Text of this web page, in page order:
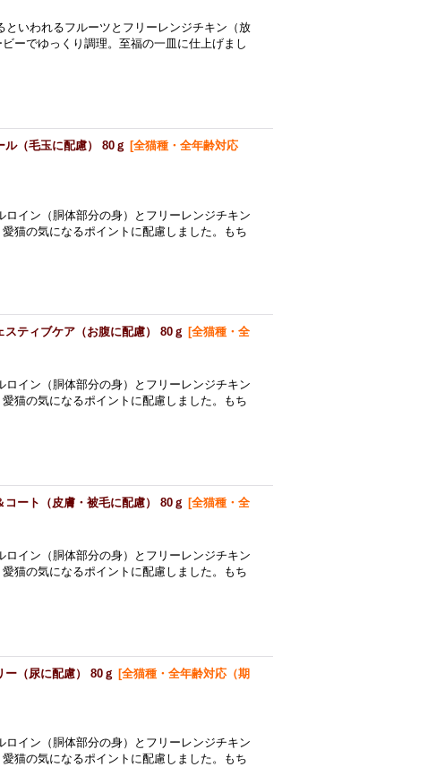
いわれるフルーツとフリーレンジチキン（放
ーでゆっくり調理。至福の一皿に仕上げまし
（毛玉に配慮） 80ｇ [全猫種・全年齢対応
イン（胴体部分の身）とフリーレンジチキン
猫の気になるポイントに配慮しました。もち
ティブケア（お腹に配慮） 80ｇ [全猫種・全
イン（胴体部分の身）とフリーレンジチキン
猫の気になるポイントに配慮しました。もち
ート（皮膚・被毛に配慮） 80ｇ [全猫種・全
イン（胴体部分の身）とフリーレンジチキン
猫の気になるポイントに配慮しました。もち
（尿に配慮） 80ｇ [全猫種・全年齢対応（期
イン（胴体部分の身）とフリーレンジチキン
猫の気になるポイントに配慮しました。もち